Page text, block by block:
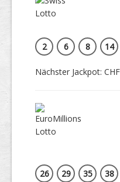
2
6 8 14
Nächster Jackpot:
26
29 35 38